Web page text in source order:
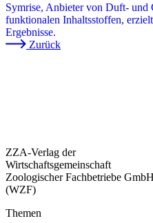
Symrise, Anbieter von Duft- und
funktionalen Inhaltsstoffen,
Ergebnisse.
Zurück
ZZA-Verlag der
Wirtschaftsgemeinschaft
Zoologischer Fachbetriebe GmbH
(WZF)
Themen